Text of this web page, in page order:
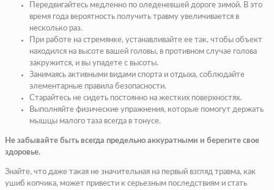
Передвигайтесь медленно по оледеневшей дороге зимой. В это
время года вероятность получить травму увеличивается в
несколько раз.
При работе на стремянке, устанавливайте ее так, чтобы объект
находился на высоте вашей головы, в противном случае голова
закружится, и вы упадете с высоты.
Занимаясь активными видами спорта и отдыха, соблюдайте
элементарные правила безопасности.
Старайтесь не сидеть постоянно на жестких поверхностях.
Выполняйте физические упражнения, которые помогут держать
мышцы малого таза всегда в тонусе.
Не забывайте быть всегда предельно аккуратными и берегите свое
здоровье.
Знайте, что даже такая не значительная на первый взгляд травма, как
ушиб копчика, может привести к серьезным последствиям и стать